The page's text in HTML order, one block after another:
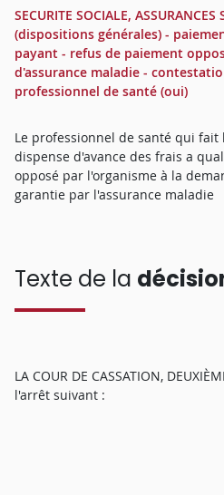
SECURITE SOCIALE,
(dispositions générales) -
payant - refus de paiement
d'assurance maladie -
professionnel de santé (oui)
Le professionnel de santé qui fait
dispense d'avance des frais a
opposé par l'organisme à la
garantie par l'assurance maladie
Texte de la
LA COUR DE CASSATION,
l'arrêt suivant :